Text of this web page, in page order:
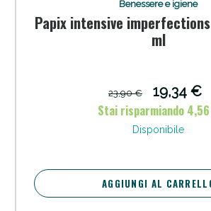
Benessere e igiene
Papix intensive
ml
23,90 €
19,34 €
Stai risparmiando
Disponibile
AGGIUNGI AL